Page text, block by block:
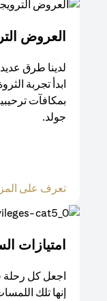
العروض
لدينا طرق
ابدأ تجربة
بمكافآت
جولد.
تعرف على
امتيازات
اجعل كل رحلة
إنها تلك